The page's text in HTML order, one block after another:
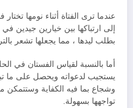
عندما ترى الفتاة أثناء نومها
إلى ارتباكها بين خيارين جيدين
بطلب ليدها ، مما يجعلها تشعر
أما بالنسبة لقياس الفستان في
يستجيب لدعواته ويحصل على ما
وشجاع بما فيه الكفاية وستتمكن
تواجهها بسهولة.